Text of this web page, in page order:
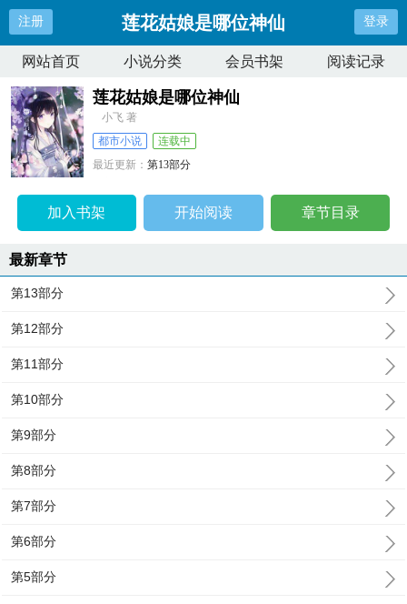
注册 莲花姑娘是哪位神仙 登录
网站首页 小说分类 会员书架 阅读记录
莲花姑娘是哪位神仙
小飞 著
都市小说
连载中
最近更新：第13部分
加入书架 开始阅读 章节目录
最新章节
第13部分
第12部分
第11部分
第10部分
第9部分
第8部分
第7部分
第6部分
第5部分